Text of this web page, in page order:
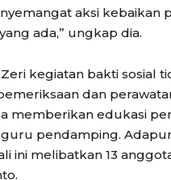
aksi kebaikan
ada,” ungkap dia.
kegiatan bakti sosial
dan
memberikan edukasi
pendamping.
ini melibatkan 13